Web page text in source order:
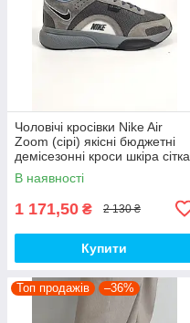
Чоловічі кросівки Nike Air
Zoom (сірі) якісні бюджетні
демісезонні кроси шкіра сітка
D426 топ
В наявності
1 171,50 ₴ 2 130 ₴
Купити
Топ продажів –36%